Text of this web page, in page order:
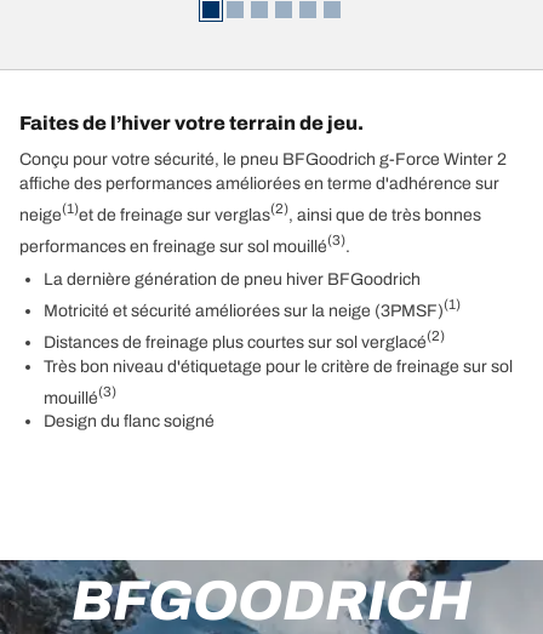
Faites de l’hiver votre terrain de jeu.
Conçu pour votre sécurité, le pneu BFGoodrich g-Force Winter 2
affiche des performances améliorées en terme d'adhérence sur
neige(1)et de freinage sur verglas(2), ainsi que de très bonnes
performances en freinage sur sol mouillé(3).
La dernière génération de pneu hiver BFGoodrich
Motricité et sécurité améliorées sur la neige (3PMSF)(1)
Distances de freinage plus courtes sur sol verglacé(2)
Très bon niveau d'étiquetage pour le critère de freinage sur sol
mouillé(3)
Design du flanc soigné
BFGOODRICH